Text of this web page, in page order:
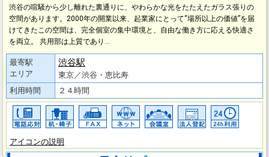
渋谷の喧騒から少し離れた裏通りに、やわらかな光をたたえたガラス張りの
空間があります。2000年の開業以来、起業家にとって“場所以上の価値”を届
けてきたこの空間は、完全個室の集中環境と、自由な働き方に応える快適さ
を両立。 共用部は上質であり…
最寄駅
エリア
渋谷駅
東京／渋谷・恵比寿
利用時間
２４時間
アイコンの説明